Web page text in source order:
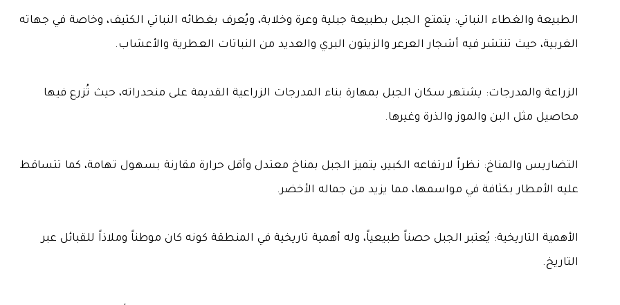
الطبيعة والغطاء النباتي: يتمتع الجبل بطبيعة جبلية وعرة وخلابة، ويُعرف بغطائه النباتي الكثيف، وخاصة في جهاته
الغربية، حيث تنتشر فيه أشجار العرعر والزيتون البري والعديد من النباتات العطرية والأعشاب.
الزراعة والمدرجات: يشتهر سكان الجبل بمهارة بناء المدرجات الزراعية القديمة على منحدراته، حيث تُزرع فيها
محاصيل مثل البن والموز والذرة وغيرها.
التضاريس والمناخ: نظراً لارتفاعه الكبير، يتميز الجبل بمناخ معتدل وأقل حرارة مقارنة بسهول تهامة، كما تتساقط
عليه الأمطار بكثافة في مواسمها، مما يزيد من جماله الأخضر.
الأهمية التاريخية: يُعتبر الجبل حصناً طبيعياً، وله أهمية تاريخية في المنطقة كونه كان موطناً وملاذاً للقبائل عبر
التاريخ.